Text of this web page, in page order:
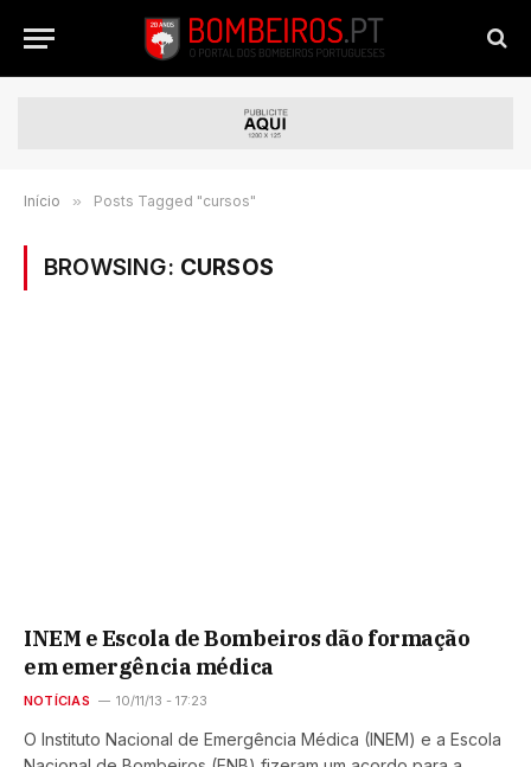
Início » Posts Tagged "cursos"
BROWSING: CURSOS
INEM e Escola de Bombeiros dão formação
em emergência médica
NOTÍCIAS 10/11/13 - 17:23
O Instituto Nacional de Emergência Médica (INEM) e a Escola